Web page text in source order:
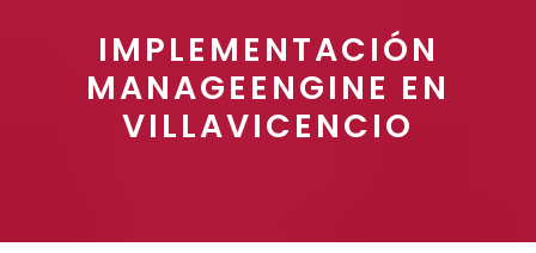
IMPLEMENTACIÓN
MANAGEENGINE EN
VILLAVICENCIO